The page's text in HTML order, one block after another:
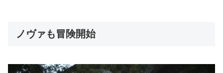
ノヴァも冒険開始